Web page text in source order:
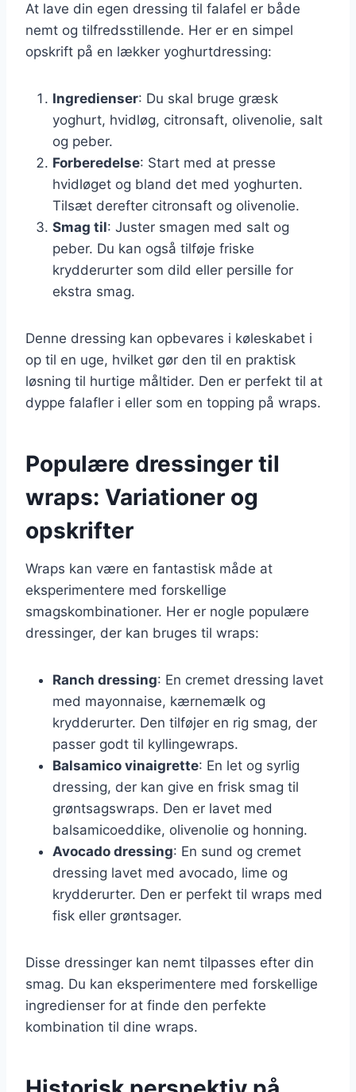
At lave din egen dressing til falafel er både
nemt og tilfredsstillende. Her er en simpel
opskrift på en lækker yoghurtdressing:
Ingredienser: Du skal bruge græsk
yoghurt, hvidløg, citronsaft, olivenolie, salt
og peber.
Forberedelse: Start med at presse
hvidløget og bland det med yoghurten.
Tilsæt derefter citronsaft og olivenolie.
Smag til: Juster smagen med salt og
peber. Du kan også tilføje friske
krydderurter som dild eller persille for
ekstra smag.
Denne dressing kan opbevares i køleskabet i
op til en uge, hvilket gør den til en praktisk
løsning til hurtige måltider. Den er perfekt til at
dyppe falafler i eller som en topping på wraps.
Populære dressinger til
wraps: Variationer og
opskrifter
Wraps kan være en fantastisk måde at
eksperimentere med forskellige
smagskombinationer. Her er nogle populære
dressinger, der kan bruges til wraps:
Ranch dressing: En cremet dressing lavet
med mayonnaise, kærnemælk og
krydderurter. Den tilføjer en rig smag, der
passer godt til kyllingewraps.
Balsamico vinaigrette: En let og syrlig
dressing, der kan give en frisk smag til
grøntsagswraps. Den er lavet med
balsamicoeddike, olivenolie og honning.
Avocado dressing: En sund og cremet
dressing lavet med avocado, lime og
krydderurter. Den er perfekt til wraps med
fisk eller grøntsager.
Disse dressinger kan nemt tilpasses efter din
smag. Du kan eksperimentere med forskellige
ingredienser for at finde den perfekte
kombination til dine wraps.